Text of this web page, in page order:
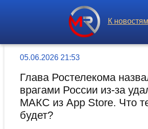
К новостям
05.06.2026 21:53
Глава Ростелекома
врагами России из-за
МАКС из App Store. Что
будет?